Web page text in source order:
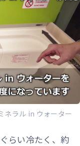
ネラル in ウォーター
らい冷たく、約